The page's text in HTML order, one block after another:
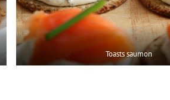
Toasts saumon